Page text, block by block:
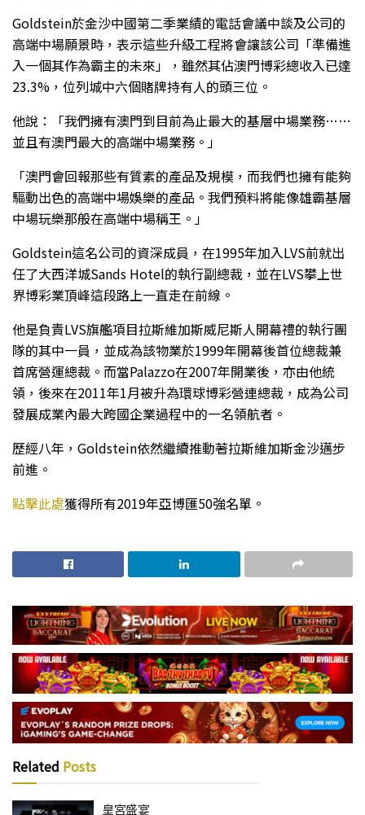
Goldstein於金沙中國第二季業績的電話會議中談及公司的
高端中場願景時，表示這些升級工程將會讓該公司「準備進
入一個其作為霸主的未來」，雖然其佔澳門博彩總收入已達
23.3%，位列城中六個賭牌持有人的頭三位。
他說：「我們擁有澳門到目前為止最大的基層中場業務……
並且有澳門最大的高端中場業務。」
「澳門會回報那些有質素的產品及規模，而我們也擁有能夠
驅動出色的高端中場娛樂的產品。我們預料將能像雄霸基層
中場玩樂那般在高端中場稱王。」
Goldstein這名公司的資深成員，在1995年加入LVS前就出
任了大西洋城Sands Hotel的執行副總裁，並在LVS攀上世
界博彩業頂峰這段路上一直走在前線。
他是負責LVS旗艦項目拉斯維加斯威尼斯人開幕禮的執行團
隊的其中一員，並成為該物業於1999年開幕後首位總裁兼
首席營運總裁。而當Palazzo在2007年開業後，亦由他統
領，後來在2011年1月被升為環球博彩營連總裁，成為公司
發展成業內最大跨國企業過程中的一名領航者。
歷經八年，Goldstein依然繼續推動著拉斯維加斯金沙邁步
前進。
點擊此處獲得所有2019年亞博匯50強名單。
Related Posts
皇宮盛宴